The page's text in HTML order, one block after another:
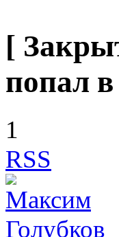
[
попал
1
RSS